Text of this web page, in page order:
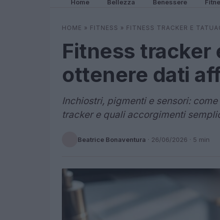
Home Bellezza Benessere
HOME » FITNESS » FITNESS TRACKER E
Fitness tracker
ottenere dati
Inchiostri, pigmenti e sensori:
tracker e quali accorgimenti
Beatrice Bonaventura · 26/06/2026 · 5 min